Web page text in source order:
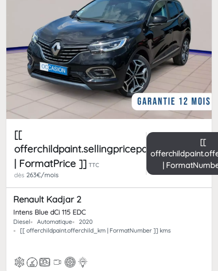
[[
offerchildpaint.sellingpricepart_ttc
| FormatPrice ]] TTC
dès 263€/mois
[[
|
Renault Kadjar 2
Intens Blue dCi 115 EDC
Diesel Automatique
2020
[[ offerchildpaint.offerchild_km | FormatNumber ]] kms